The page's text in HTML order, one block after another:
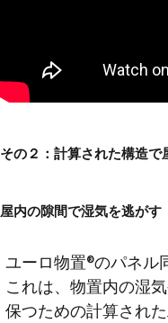
その２：計算された構造で
屋内の隙間で湿気を逃がす
ユーロ物置®のパネル
これは、物置内の湿
保つための計算され